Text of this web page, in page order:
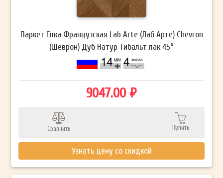
Паркет Елка Французская Lab Arte (Лаб Арте) Chevron
(Шеврон) Дуб Натур Тибальт лак 45°
9047.00 ₽
Сравнить Купить
Узнать цену со скидкой